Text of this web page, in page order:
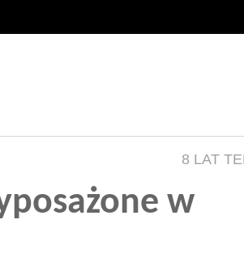
8 LAT
w